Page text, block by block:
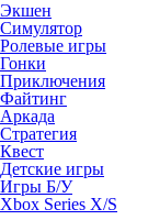
Экшен
Симулятор
Ролевые игры
Гонки
Приключения
Файтинг
Аркада
Стратегия
Квест
Детские игры
Игры Б/У
Xbox Series X/S